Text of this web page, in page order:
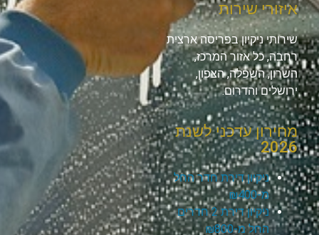
איזורי שירות
שירותי ניקיון בפריסה ארצית
רחבה, כל אזור המרכז,
השרון, השפלה, הצפון,
ירושלים והדרום.
מחירון עדכני לשנת
2026
ניקיון דירת חדר החל
מ-₪400
ניקיון דירת 2 חדרים
החל מ-₪800